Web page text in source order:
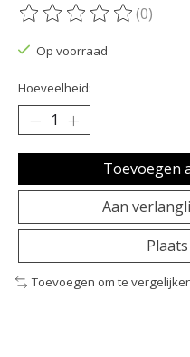
De beoordeling van dit
(0)
Op voorraad
Hoeveelheid:
Toevoegen
Aan
Toevoegen om te